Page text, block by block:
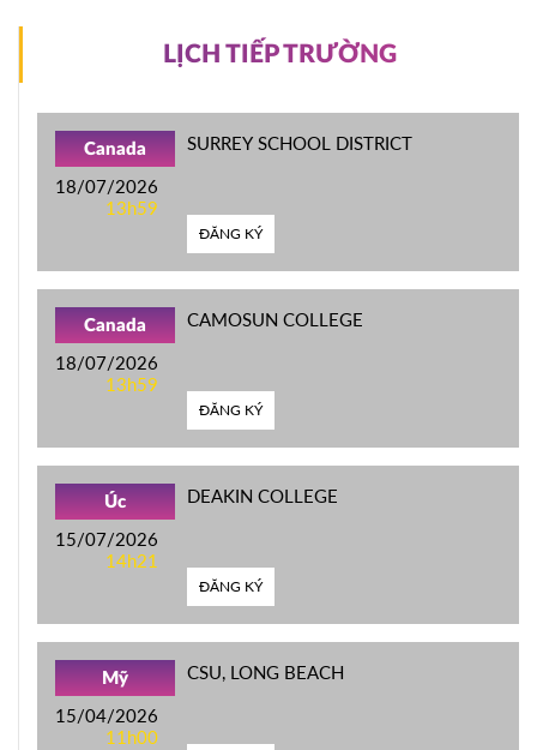
LỊCH TIẾP TRƯỜNG
Canada
18/07/2026
13h59
SURREY SCHOOL DISTRICT
ĐĂNG KÝ
Canada
18/07/2026
13h59
CAMOSUN COLLEGE
ĐĂNG KÝ
Úc
15/07/2026
14h21
DEAKIN COLLEGE
ĐĂNG KÝ
Mỹ
15/04/2026
11h00
CSU, LONG BEACH